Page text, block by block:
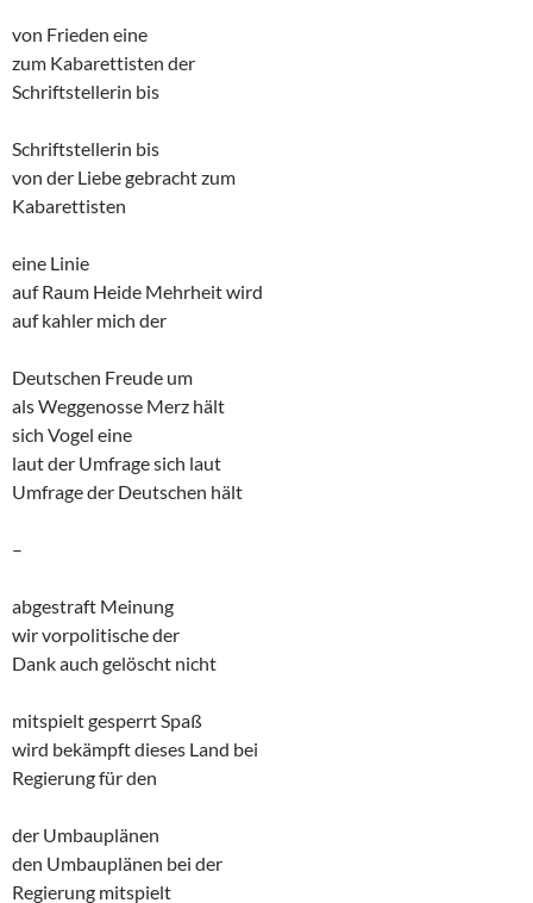
von Frieden eine
zum Kabarettisten der
Schriftstellerin bis
Schriftstellerin bis
von der Liebe gebracht zum
Kabarettisten
eine Linie
auf Raum Heide Mehrheit wird
auf kahler mich der
Deutschen Freude um
als Weggenosse Merz hält
sich Vogel eine
laut der Umfrage sich laut
Umfrage der Deutschen hält
–
abgestraft Meinung
wir vorpolitische der
Dank auch gelöscht nicht
mitspielt gesperrt Spaß
wird bekämpft dieses Land bei
Regierung für den
der Umbauplänen
den Umbauplänen bei der
Regierung mitspielt